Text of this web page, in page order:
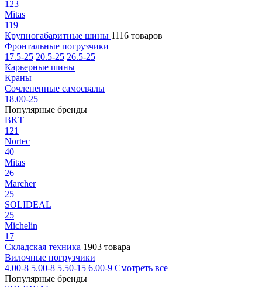
123
Mitas
119
Крупногабаритные шины 1116 товаров
Фронтальные погрузчики
17.5-25 20.5-25 26.5-25
Карьерные шины
Краны
Сочлененные самосвалы
18.00-25
Популярные бренды
BKT
121
Nortec
40
Mitas
26
Marcher
25
SOLIDEAL
25
Michelin
17
Складская техника 1903 товара
Вилочные погрузчики
4.00-8 5.00-8 5.50-15 6.00-9 Смотреть все
Популярные бренды